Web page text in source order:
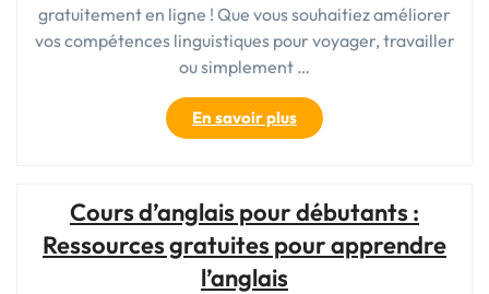
gratuitement en ligne ! Que vous souhaitiez améliorer
vos compétences linguistiques pour voyager, travailler
ou simplement …
En savoir plus« Cours
d’anglais
:
Accès
gratuit
Cours d’anglais pour débutants :
Ressources gratuites pour apprendre
l’anglais